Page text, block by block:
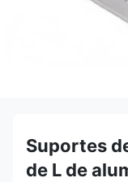
Suportes
de L de